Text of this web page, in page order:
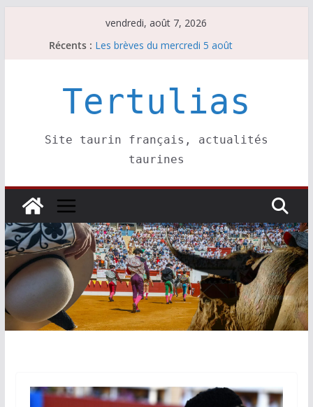
vendredi, août 7, 2026
Récents : Les brèves du mercredi 5 août
Escalafón 2026 – novilleros –
Les brèves du jeudi 6 août
Tertulias
Site taurin français, actualités
taurines